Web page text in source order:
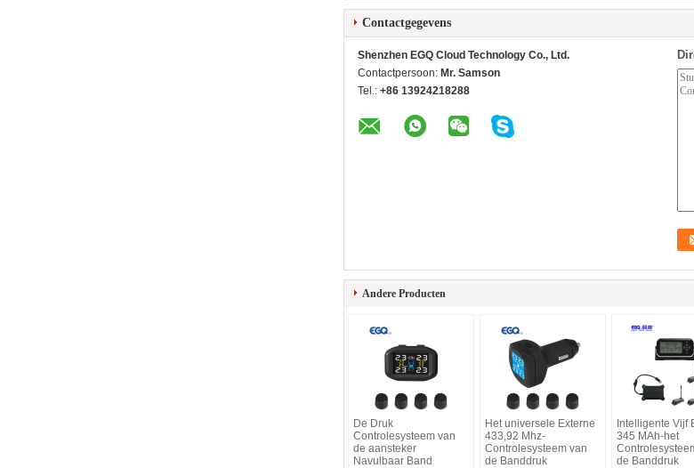
Contactgegevens
Shenzhen EGQ Cloud Technology Co., Ltd.
Contactpersoon: Mr. Samson
Tel.: +86 13924218288
Andere Producten
De Druk
Controlesysteem van
de aansteker
Navulbaar Band
Het universele Externe
433,92 Mhz-
Controlesysteem van
de Banddruk
Intelligente Vijf
345 MAh-het
de Banddruk